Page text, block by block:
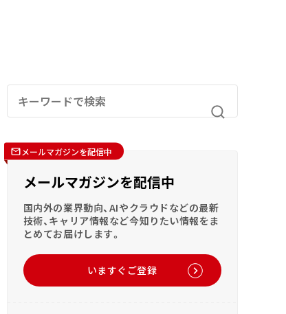
メールマガジンを配信中
メールマガジンを配信中
国内外の業界動向、AIやクラウドなどの最新
技術、キャリア情報など今知りたい情報をま
とめてお届けします。
いますぐご登録